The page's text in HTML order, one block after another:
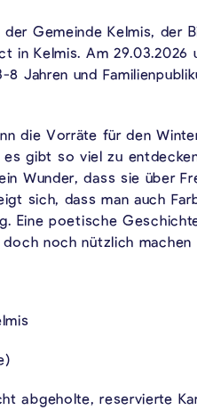
Gemeinde Kelmis, der
in Kelmis. Am 29.03.2026
Jahren und
die Vorräte für den
gibt so viel zu
Wunder, dass sie über
sich, dass man auch
Eine poetische
noch nützlich machen
abgeholte, reservierte